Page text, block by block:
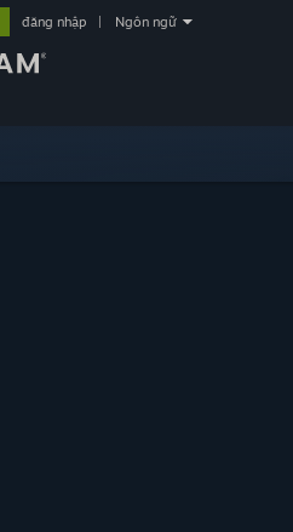
đăng nhập Ngôn ngữ